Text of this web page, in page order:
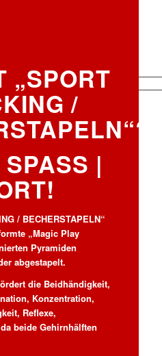
„SPORT
/
| S
/ BECHERSTAPELN“
„Magic Play
Pyramiden
abgestapelt.
die Beidhändigkeit,
Konzentration,
Reflexe,
beide Gehirnhälften